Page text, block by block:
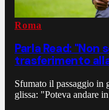
Roma
Parla Read:
trasferimento
Sfumato il passaggio in
glissa: "Poteva andare